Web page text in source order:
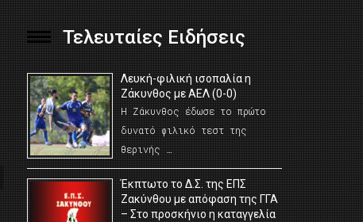
Τελευταίες Ειδήσεις
Λευκή-φιλική ισοπαλία η
Ζάκυνθος με ΑΕΛ (0-0)
Η Ζάκυνθος έδωσε το πρώτο
δυνατό φιλικό τεστ της
θερινής …
Έκπτωτο το Δ.Σ. της ΕΠΣ
Ζακύνθου με απόφαση της ΓΓΑ
– Στο προσκήνιο η καταγγελία